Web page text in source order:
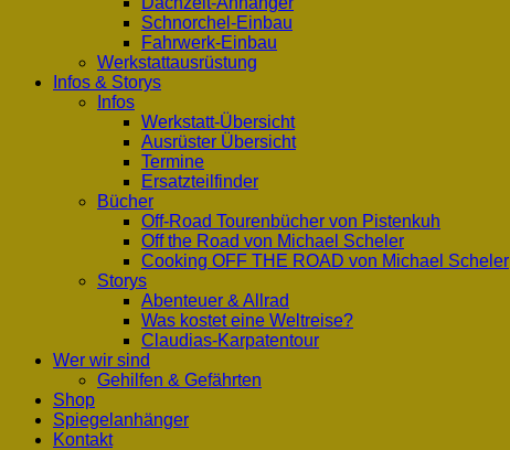
Schnorchel-Einbau
Fahrwerk-Einbau
Werkstattausrüstung
Infos & Storys
Infos
Werkstatt-Übersicht
Ausrüster Übersicht
Termine
Ersatzteilfinder
Bücher
Off-Road Tourenbücher von Pistenkuh
Off the Road von Michael Scheler
Cooking OFF THE ROAD von Michael Scheler
Storys
Abenteuer & Allrad
Was kostet eine Weltreise?
Claudias-Karpatentour
Wer wir sind
Gehilfen & Gefährten
Shop
Spiegelanhänger
Kontakt